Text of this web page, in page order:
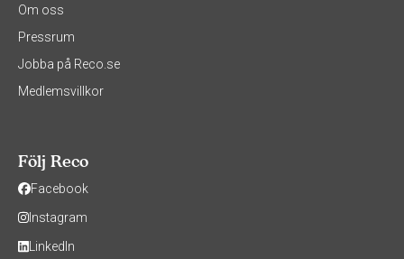
Om oss
Pressrum
Jobba på Reco.se
Medlemsvillkor
Följ Reco
Facebook
Instagram
LinkedIn